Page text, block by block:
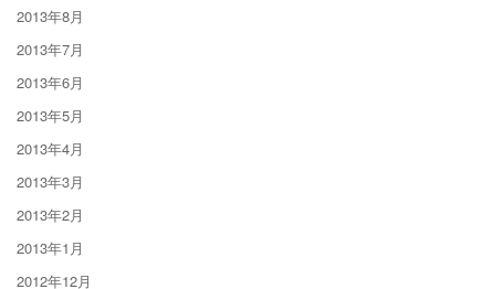
2013年8月
2013年7月
2013年6月
2013年5月
2013年4月
2013年3月
2013年2月
2013年1月
2012年12月